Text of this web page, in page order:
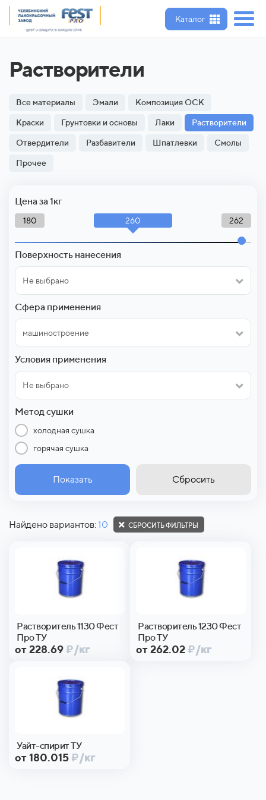
Каталог
Растворители
Все материалы Эмали Композиция ОСК
Краски Грунтовки и основы Лаки Растворители
Отвердители Разбавители Шпатлевки Смолы
Прочее
Цена за 1кг
180 260 262
Поверхность нанесения
Не выбрано
Сфера применения
машиностроение
Условия применения
Не выбрано
Метод сушки
холодная сушка
горячая сушка
Показать Сбросить
Найдено вариантов:10 СБРОСИТЬ ФИЛЬТРЫ
Растворитель 1130 Фест
Про ТУ
от 228.69 ₽/кг
Растворитель 1230 Фест
Про ТУ
от 262.02 ₽/кг
Уайт-спирит ТУ
от 180.015 ₽/кг